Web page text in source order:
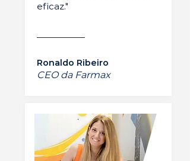
eficaz."
Ronaldo Ribeiro
CEO da Farmax